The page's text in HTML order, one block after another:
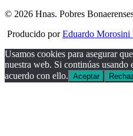
© 2026 Hnas. Pobres
Producido porEduardo Morosini
Usamos cookies para asegurar
nuestra web. Si continúas usando
acuerdo con ello. Aceptar